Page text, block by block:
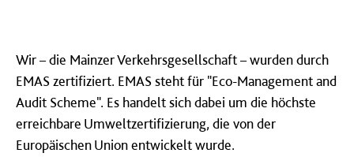
Wir – die Mainzer Verkehrsgesellschaft – wurden durch
EMAS zertifiziert. EMAS steht für "Eco-Management and
Audit Scheme". Es handelt sich dabei um die höchste
erreichbare Umweltzertifizierung, die von der
Europäischen Union entwickelt wurde.